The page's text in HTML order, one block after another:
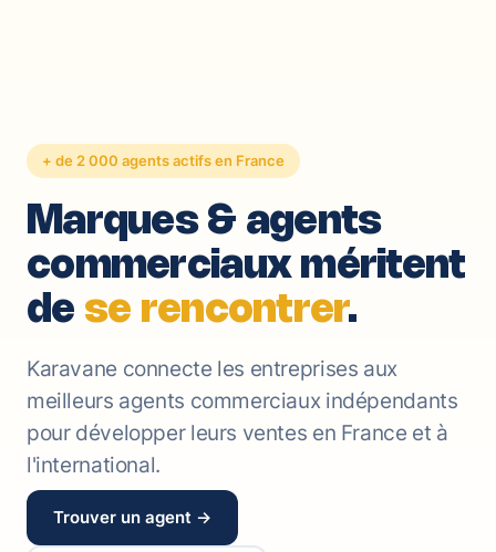
+ de 2 000 agents actifs en France
Marques & agents
commerciaux méritent
de se rencontrer.
Karavane connecte les entreprises aux
meilleurs agents commerciaux indépendants
pour développer leurs ventes en France et à
l'international.
Trouver un agent →